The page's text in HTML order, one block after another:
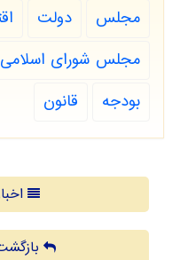
مجلس دولت
مجلس شورای اسلامی
بودجه
قانون